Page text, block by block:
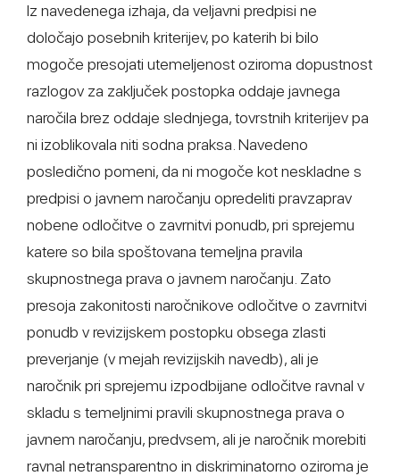
Iz navedenega izhaja, da veljavni predpisi ne
določajo posebnih kriterijev, po katerih bi bilo
mogoče presojati utemeljenost oziroma dopustnost
razlogov za zaključek postopka oddaje javnega
naročila brez oddaje slednjega, tovrstnih kriterijev pa
ni izoblikovala niti sodna praksa. Navedeno
posledično pomeni, da ni mogoče kot neskladne s
predpisi o javnem naročanju opredeliti pravzaprav
nobene odločitve o zavrnitvi ponudb, pri sprejemu
katere so bila spoštovana temeljna pravila
skupnostnega prava o javnem naročanju. Zato
presoja zakonitosti naročnikove odločitve o zavrnitvi
ponudb v revizijskem postopku obsega zlasti
preverjanje (v mejah revizijskih navedb), ali je
naročnik pri sprejemu izpodbijane odločitve ravnal v
skladu s temeljnimi pravili skupnostnega prava o
javnem naročanju, predvsem, ali je naročnik morebiti
ravnal netransparentno in diskriminatorno oziroma je